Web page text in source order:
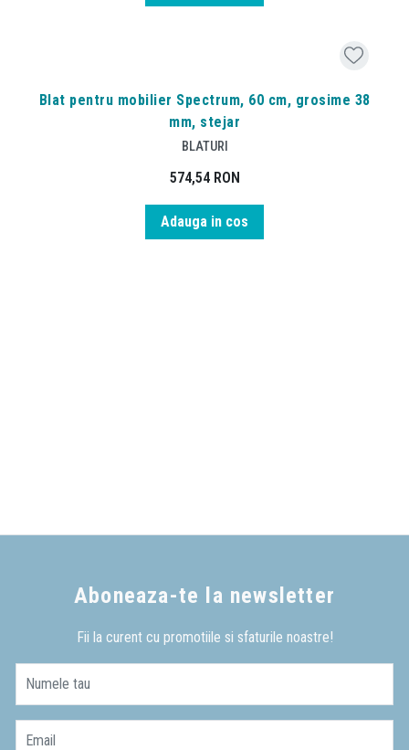
Blat pentru mobilier Spectrum, 60 cm, grosime 38
mm, stejar
BLATURI
574,54 RON
Adauga in cos
Aboneaza-te la newsletter
Fii la curent cu promotiile si sfaturile noastre!
Numele tau
Email